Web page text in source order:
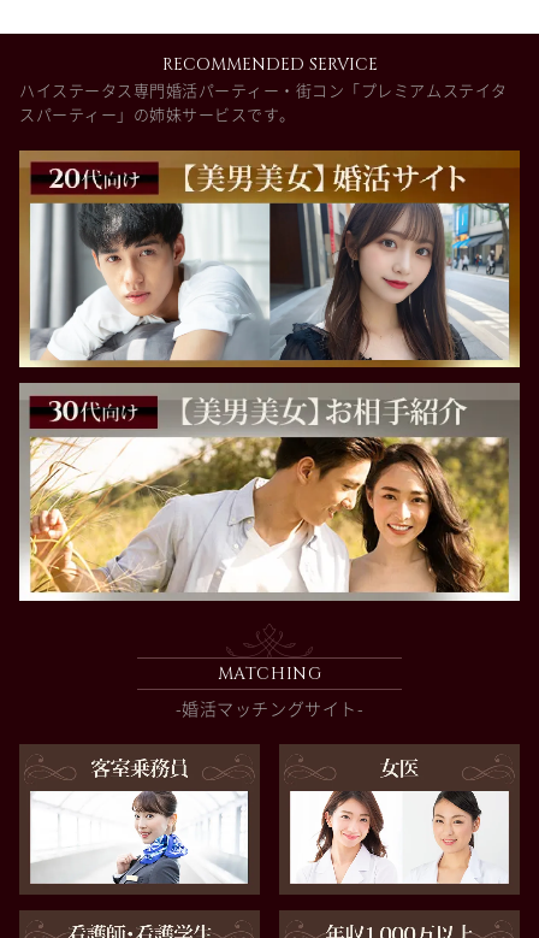
RECOMMENDED SERVICE
ハイステータス専門婚活パーティー・街コン「プレミアムステイタ
スパーティー」の姉妹サービスです。
MATCHING
-婚活マッチングサイト-